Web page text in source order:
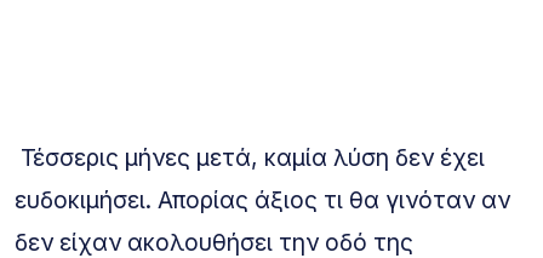
Τέσσερις μήνες μετά, καμία λύση δεν έχει
ευδοκιμήσει. Απορίας άξιος τι θα γινόταν αν
δεν είχαν ακολουθήσει την οδό της